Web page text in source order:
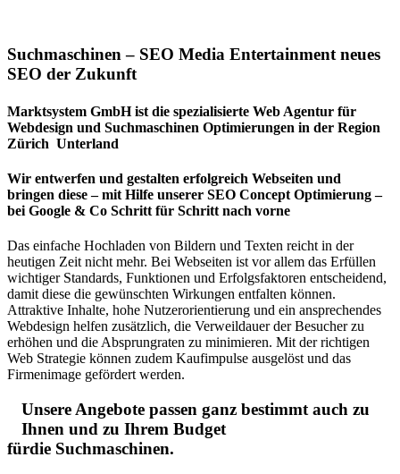
Suchmaschinen – SEO Media Entertainment neues
SEO der Zukunft
Marktsystem GmbH ist die spezialisierte Web Agentur für
Webdesign und Suchmaschinen Optimierungen in der Region
Zürich Unterland
Wir entwerfen und gestalten erfolgreich Webseiten und
bringen diese – mit Hilfe unserer SEO Concept Optimierung –
bei Google & Co Schritt für Schritt nach vorne
Das einfache Hochladen von Bildern und Texten reicht in der
heutigen Zeit nicht mehr. Bei Webseiten ist vor allem das Erfüllen
wichtiger Standards, Funktionen und Erfolgsfaktoren entscheidend,
damit diese die gewünschten Wirkungen entfalten können.
Attraktive Inhalte, hohe Nutzerorientierung und ein ansprechendes
Webdesign helfen zusätzlich, die Verweildauer der Besucher zu
erhöhen und die Absprungraten zu minimieren. Mit der richtigen
Web Strategie können zudem Kaufimpulse ausgelöst und das
Firmenimage gefördert werden.
Unsere Angebote passen ganz bestimmt auch zu
Ihnen und zu Ihrem Budget
fürdie Suchmaschinen.